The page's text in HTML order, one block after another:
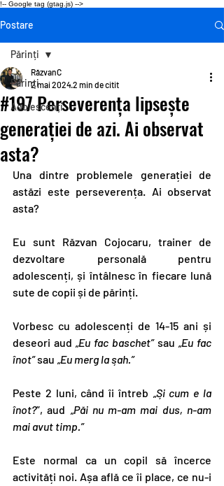
!-- Google tag (gtag.js) -->
Postare
Părinți
Adolescenți
Părinți
#197 Perseverența lipsește
generației de azi. Ai observat
asta?
RăzvanC
2 mai 20242 min de citit
Una dintre problemele generației de
astăzi este perseverența. Ai observat
asta?
Eu sunt Răzvan Cojocaru, trainer de
dezvoltare personală pentru
adolescenți, și întâlnesc în fiecare lună
sute de copii și de părinți.
Vorbesc cu adolescenți de 14-15 ani și
deseori aud „Eu fac baschet” sau „Eu fac
înot” sau „Eu merg la șah.”
Peste 2 luni, când îi întreb „Și cum e la
înot?”, aud „Păi nu m-am mai dus, n-am
mai avut timp.”
Este normal ca un copil să încerce
activități noi. Așa află ce îi place, ce nu-i